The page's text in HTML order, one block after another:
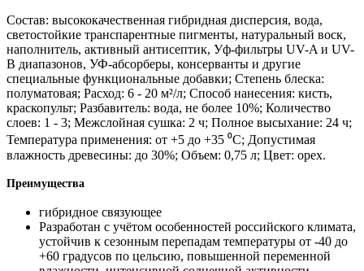
Состав: высококачественная гибридная дисперсия, вода,
светостойкие транспарентные пигменты, натуральный воск,
наполнитель, активный антисептик, Уф-фильтры UV-A и UV-
B диапазонов, УФ-абсорберы, консерванты и другие
специальные функциональные добавки; Степень блеска:
полуматовая; Расход: 6 - 20 м²/л; Способ нанесения: кисть,
краскопульт; Разбавитель: вода, не более 10%; Количество
слоев: 1 - 3; Межслойная сушка: 2 ч; Полное высыхание: 24 ч;
Температура применения: от +5 до +35 ⁰С; Допустимая
влажность древесины: до 30%; Объем: 0,75 л; Цвет: орех.
Преимущества
гибридное связующее
Разработан с учётом особенностей российского климата,
устойчив к сезонным перепадам температуры от -40 до
+60 градусов по цельсию, повышенной переменной